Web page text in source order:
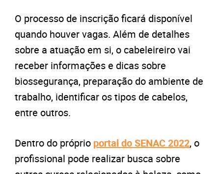
O processo de inscrição ficará disponível
quando houver vagas. Além de detalhes
sobre a atuação em si, o cabeleireiro vai
receber informações e dicas sobre
biossegurança, preparação do ambiente de
trabalho, identificar os tipos de cabelos,
entre outros.
Dentro do próprio portal do SENAC 2022, o
profissional pode realizar busca sobre